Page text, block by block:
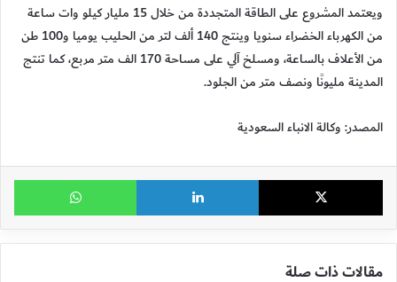
ويعتمد المشروع على الطاقة المتجددة من خلال 15 مليار كيلو وات ساعة
من الكهرباء الخضراء سنويا وينتج 140 ألف لتر من الحليب يوميا و100 طن
من الأعلاف بالساعة، ومسلخ آلي على مساحة 170 الف متر مربع، كما تنتج
المدينة مليونًا ونصف متر من الجلود.
المصدر: وكالة الانباء السعودية
X لينكدإن
مقالات ذات صلة